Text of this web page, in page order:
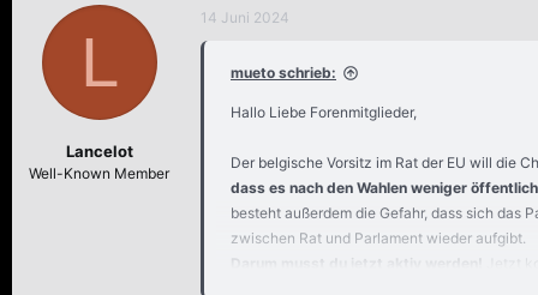
k
L
Lancelot
Well-Known Member
14 Juni 2024
mueto schrieb:
Hallo Liebe Forenmitglieder,
Der belgische Vorsitz im Rat der EU will die
dass es nach den Wahlen weniger
besteht außerdem die Gefahr, dass sich das
zwischen Rat und Parlament wieder aufgibt.
Jetzt